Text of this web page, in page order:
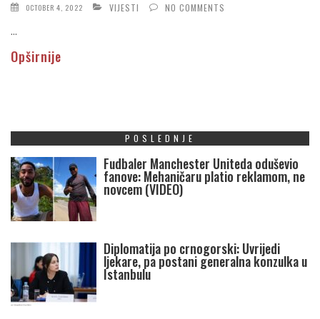
OCTOBER 4, 2022 VIJESTI NO COMMENTS
...
Opširnije
POSLEDNJE
Fudbaler Manchester Uniteda oduševio
fanove: Mehaničaru platio reklamom, ne
novcem (VIDEO)
Diplomatija po crnogorski: Uvrijedi
ljekare, pa postani generalna konzulka u
Istanbulu